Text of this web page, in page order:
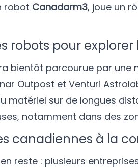
robot Canadarm3, joue un
robots pour explorer
bientôt parcourue par une
Outpost et Venturi
matériel sur de longues
notamment dans des
canadiennes à la
en reste : plusieurs